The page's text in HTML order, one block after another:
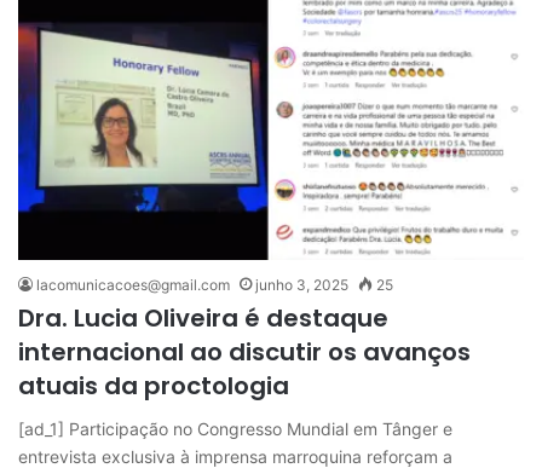
lacomunicacoes@gmail.com junho 3, 2025 25
Dra. Lucia Oliveira é destaque
internacional ao discutir os avanços
atuais da proctologia
[ad_1] Participação no Congresso Mundial em Tânger e
entrevista exclusiva à imprensa marroquina reforçam a